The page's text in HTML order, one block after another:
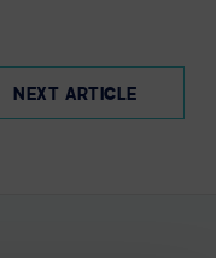
NEXT ARTICLE